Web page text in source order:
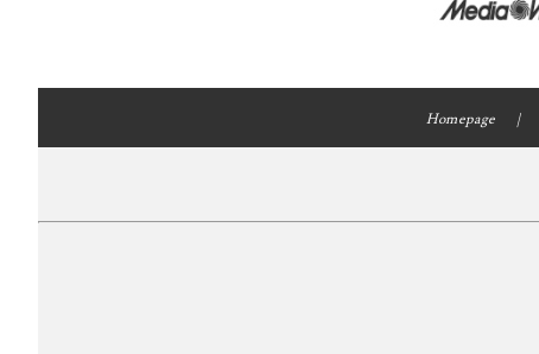
Homepage